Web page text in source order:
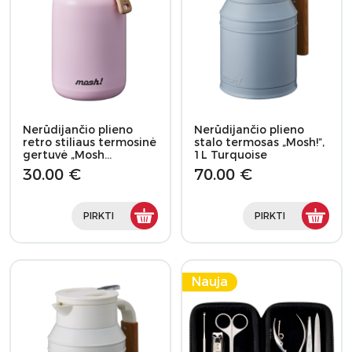
Nerūdijančio plieno
retro stiliaus termosinė
gertuvė „Mosh…
30.00 €
PIRKTI
Nerūdijančio plieno
stalo termosas „Mosh!”,
1L Turquoise
70.00 €
PIRKTI
Nauja